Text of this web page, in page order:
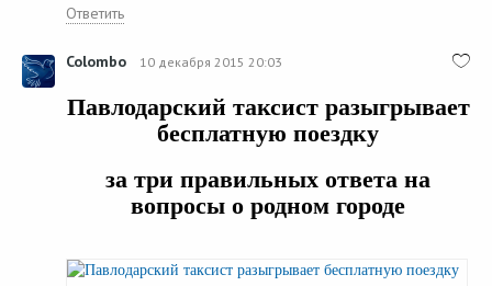
Ответить
Colombo 10 декабря 2015 20:03
Павлодарский таксист разыгрывает
бесплатную поездку
за три правильных ответа на
вопросы о родном городе